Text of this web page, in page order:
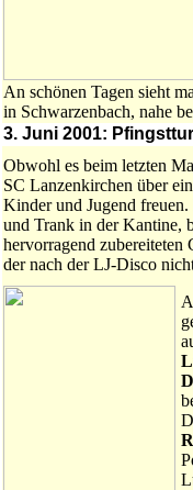
An schönen Tagen sieht
in Schwarzenbach, nahe
3. Juni 2001:
Obwohl es beim letzten
SC Lanzenkirchen über
Kinder und Jugend freuen.
und Trank in der Kantine,
hervorragend zubereiteten
der nach der LJ-Disco